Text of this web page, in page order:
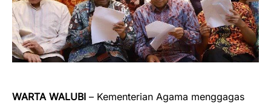
WARTA WALUBI – Kementerian Agama menggagas